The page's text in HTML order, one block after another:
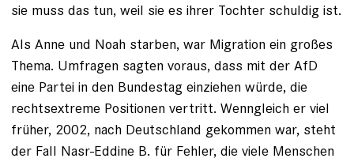
sie muss das tun, weil sie es ihrer Tochter schuldig ist.
Als Anne und Noah starben, war Migration ein großes
Thema. Umfragen sagten voraus, dass mit der AfD
eine ­Partei in den Bundestag einziehen würde, die
rechts­extreme Positionen vertritt. Wenngleich er viel
früher, 2002, nach Deutschland gekommen war, steht
der Fall Nasr-Eddine B. für Fehler, die viele Menschen